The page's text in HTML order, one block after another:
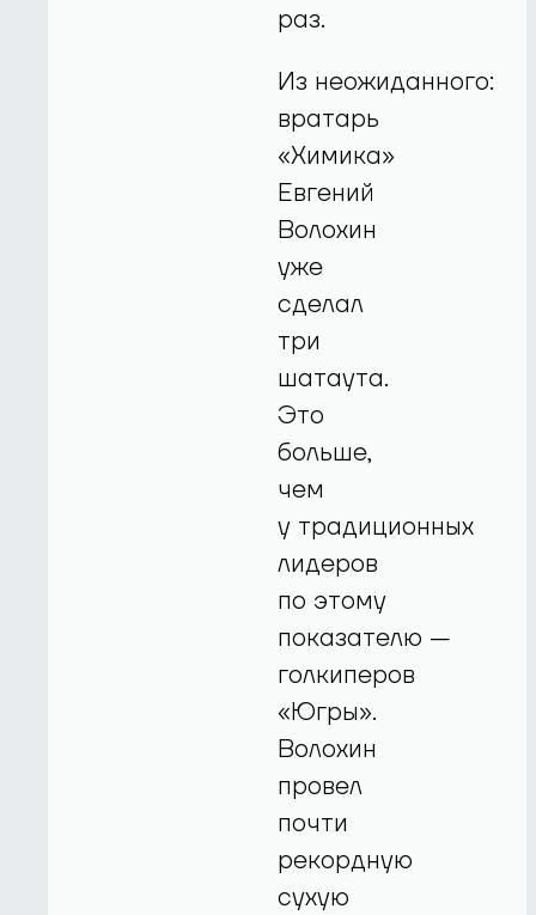
раз.
Из неожиданного:
вратарь
«Химика»
Евгений
Волохин
уже
сделал
три
шатаута.
Это
больше,
чем
у традиционных
лидеров
по этому
показателю —
голкиперов
«Югры».
Волохин
провел
почти
рекордную
сухую